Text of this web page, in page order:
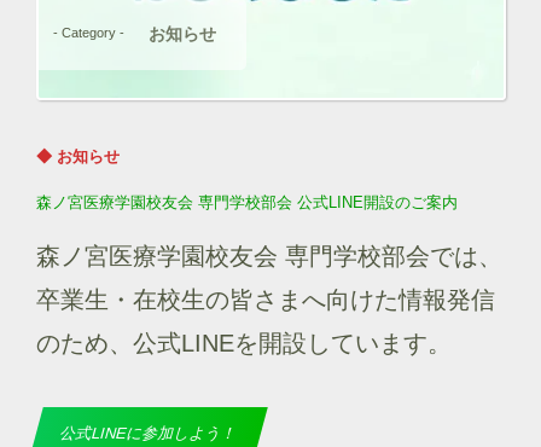
- Category - お知らせ
◆ お知らせ
森ノ宮医療学園校友会 専門学校部会 公式LINE開設のご案内
森ノ宮医療学園校友会 専門学校部会では、
卒業生・在校生の皆さまへ向けた情報発信
のため、公式LINEを開設しています。
公式LINEに参加しよう！